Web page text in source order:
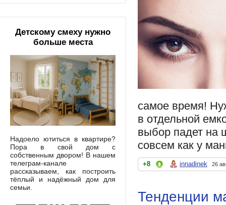
самое время!
в отдельной
выбор падет на
совсем как у
+8 innadinek 26
Тенденции
Детскому смеху нужно
больше места
Надоело ютиться в квартире?
Пора в свой дом с
собственным двором! В нашем
телеграм-канале
рассказываем, как построить
тёплый и надёжный дом для
семьи.